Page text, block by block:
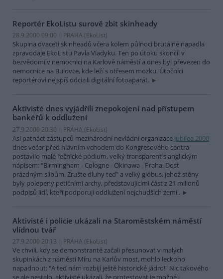
Reportér EkoListu surově zbit skinheady
28.9.2000 09:00 | PRAHA (EkoList)
Skupina dvaceti skinheadů včera kolem půlnoci brutálně napadla
zpravodaje EkoListu Pavla Vladyku. Ten po útoku skončil v
bezvědomí v nemocnici na Karlově náměstí a dnes byl převezen do
nemocnice na Bulovce, kde leží s otřesem mozku. Útočníci
reportérovi nejspíš odcizili digitální fotoaparát.
Aktivisté dnes vyjádřili znepokojení nad přístupem
bankéřů k oddlužení
27.9.2000 20:30 | PRAHA (EkoList)
Asi patnáct zástupců mezinárodní nevládní organizace Jubilee 2000
dnes večer před hlavním vchodem do Kongresového centra
postavilo malé řečnické pódium, velký transparent s anglickým
nápisem: "Birmingham - Cologne - Okinawa - Praha. Dost
prázdným slibům. Zrušte dluhy teď" a velký glóbus, jehož stěny
byly polepeny petičními archy, představujícími část z 21 milionů
podpisů lidí, kteří podporují oddlužení nejchudších zemí..
Aktivisté i policie ukázali na Staroměstském náměstí
vlídnou tvář
27.9.2000 20:13 | PRAHA (EkoList)
Ve chvíli, kdy se demonstranté začali přesunovat v malých
skupinkách z náměstí Míru na Karlův most, mohlo leckoho
napadnout: "A teď nám rozbijí ještě historické jádro!" Nic takového
se ale nestalo, aktivisté ukázali, že protestovat je možné i